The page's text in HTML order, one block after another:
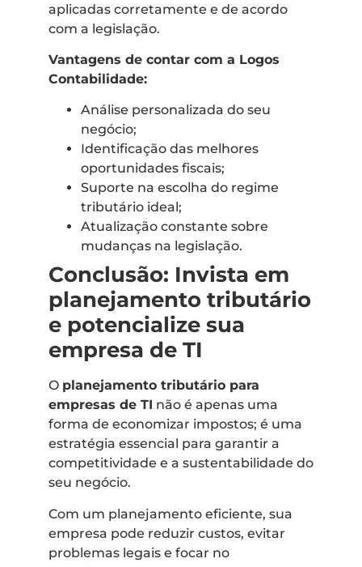
aplicadas corretamente e de acordo
com a legislação.
Vantagens de contar com a Logos
Contabilidade:
Análise personalizada do seu
negócio;
Identificação das melhores
oportunidades fiscais;
Suporte na escolha do regime
tributário ideal;
Atualização constante sobre
mudanças na legislação.
Conclusão: Invista em
planejamento tributário
e potencialize sua
empresa de TI
O planejamento tributário para
empresas de TI não é apenas uma
forma de economizar impostos; é uma
estratégia essencial para garantir a
competitividade e a sustentabilidade do
seu negócio.
Com um planejamento eficiente, sua
empresa pode reduzir custos, evitar
problemas legais e focar no